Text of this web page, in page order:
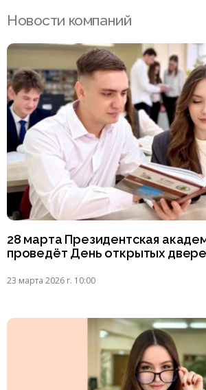
Новости компаний
28 марта Президентская
проведёт День открытых
23 марта 2026 г. 10:00